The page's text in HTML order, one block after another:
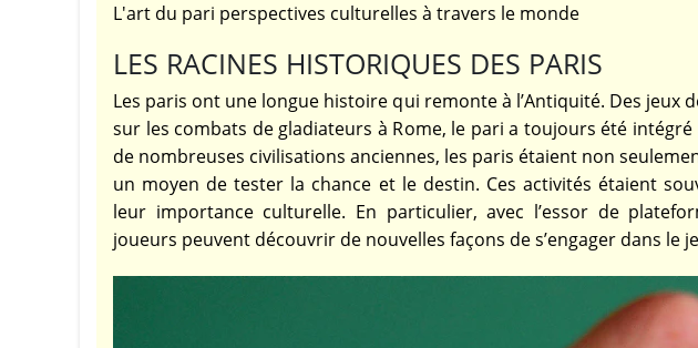
L'art du pari perspectives culturelles à travers le monde
LES RACINES HISTORIQUES DES PARIS
Les paris ont une longue histoire qui remonte à l’Antiquité. Des jeux
sur les combats de gladiateurs à Rome, le pari a toujours été
de nombreuses civilisations anciennes, les paris étaient non
un moyen de tester la chance et le destin. Ces activités étaient
leur importance culturelle. En particulier, avec l’essor de
joueurs peuvent découvrir de nouvelles façons de s’engager dans le